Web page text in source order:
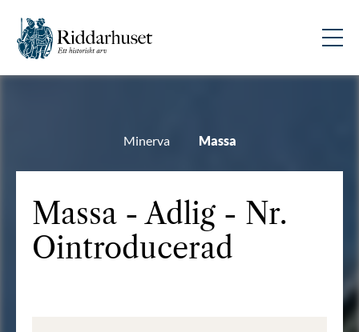
Minerva Massa
Massa - Adlig - Nr.
Ointroducerad